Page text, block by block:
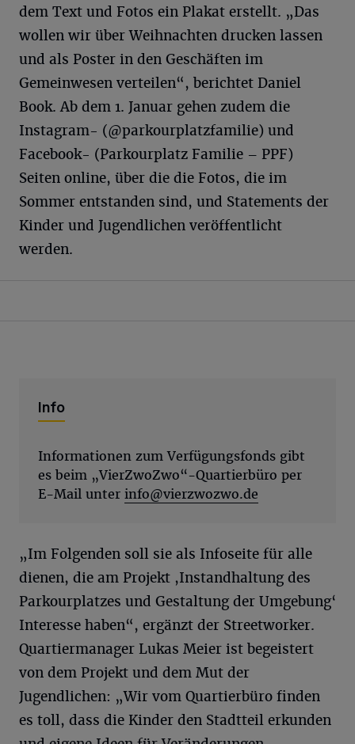
dem Text und Fotos ein Plakat erstellt. „Das
wollen wir über Weihnachten drucken lassen
und als Poster in den Geschäften im
Gemeinwesen verteilen“, berichtet Daniel
Book. Ab dem 1. Januar gehen zudem die
Instagram- (@parkourplatzfamilie) und
Facebook- (Parkourplatz Familie – PPF)
Seiten online, über die die Fotos, die im
Sommer entstanden sind, und Statements der
Kinder und Jugendlichen veröffentlicht
werden.
Info
Informationen zum Verfügungsfonds gibt
es beim „VierZwoZwo“-Quartierbüro per
E-Mail unter info@vierzwozwo.de
„Im Folgenden soll sie als Infoseite für alle
dienen, die am Projekt ,Instandhaltung des
Parkourplatzes und Gestaltung der Umgebung‘
Interesse haben“, ergänzt der Streetworker.
Quartiermanager Lukas Meier ist begeistert
von dem Projekt und dem Mut der
Jugendlichen: „Wir vom Quartierbüro finden
es toll, dass die Kinder den Stadtteil erkunden